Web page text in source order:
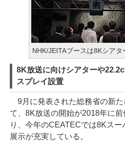
NHK/JEITAブースは8Kシアタ
8K放送に向けシアターや
スプレイ設置
9月に発表された総務省の新た
て、8K放送の開始が2018年に
り、今年のCEATECでは8Kス
展示が充実している。